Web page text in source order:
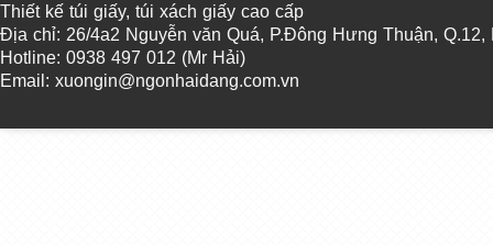
Thiết kế túi giấy, túi xách giấy cao cấp
Địa chỉ: 26/4a2 Nguyễn văn Quá, P.Đông Hưng Thuận, Q.12,
Hotline: 0938 497 012 (Mr Hải)
Email: xuongin@ngonhaidang.com.vn